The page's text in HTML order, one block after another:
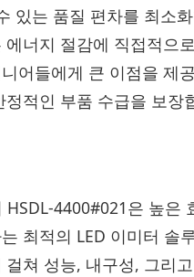
있는 품질 편차를 최소
에너지 절감에 직접적으
어들에게 큰 이점을 제
적인 부품 수급을 보장
4400#021은 높은
최적의 LED 이미터 솔
걸쳐 성능, 내구성, 그리